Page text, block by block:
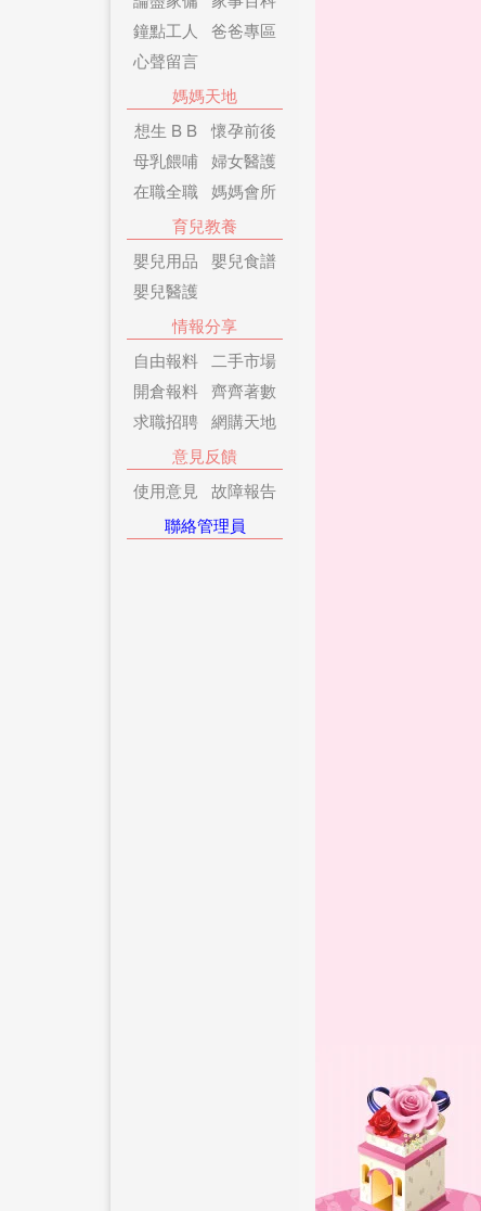
鐘點工人
爸爸專區
心聲留言
媽媽天地
想生 B B
懷孕前後
母乳餵哺 婦女醫護
在職全職
媽媽會所
育兒教養
嬰兒用品
嬰兒食譜
嬰兒醫護
情報分享
自由報料
二手市場
開倉報料 齊齊著數
求職招聘
網購天地
意見反饋
使用意見
故障報告
聯絡管理員